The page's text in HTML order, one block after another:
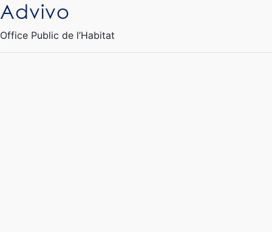
Ouvrir le Chatbot
Advivo
Office Public de l’Habitat